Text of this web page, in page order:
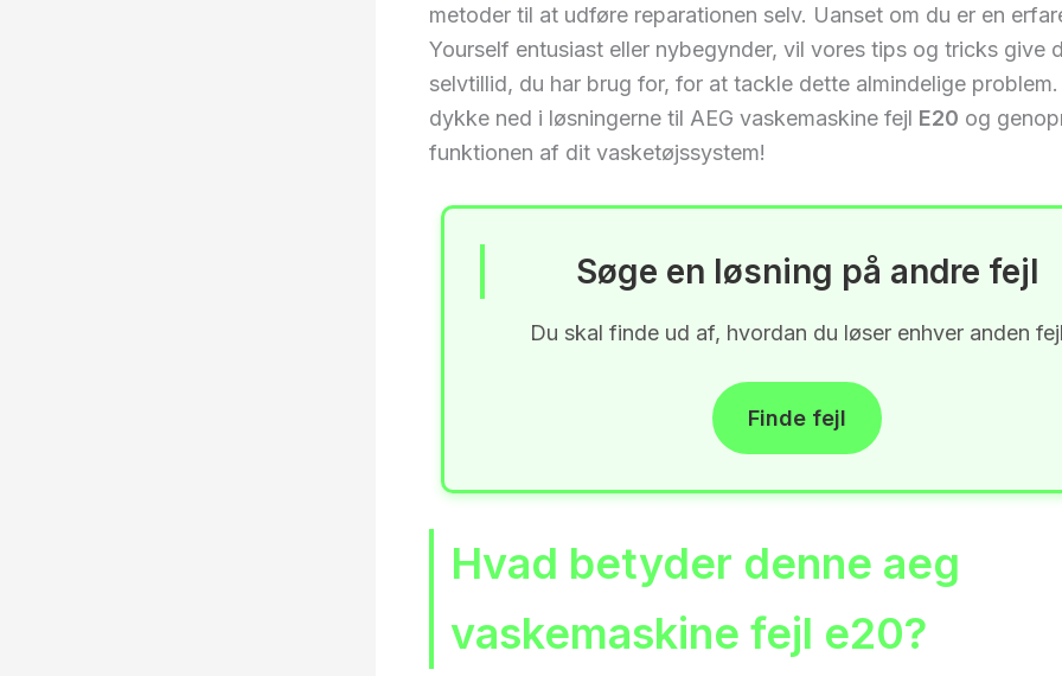
metoder til at udføre reparationen selv. Uanset om du er en
Yourself entusiast eller nybegynder, vil vores tips og tricks give
selvtillid, du har brug for, for at tackle dette almindelige
dykke ned i løsningerne til AEG vaskemaskine fejl E20 og
funktionen af dit vasketøjssystem!
Søge en løsning på andre fejl
Du skal finde ud af, hvordan du løser enhver anden fejl
Finde fejl
Hvad betyder denne aeg
vaskemaskine fejl e20?